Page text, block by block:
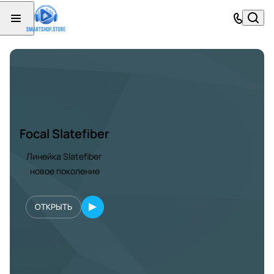
Focal Slatefiber
Линейка Slatefiber
новое поколение
ОТКРЫТЬ